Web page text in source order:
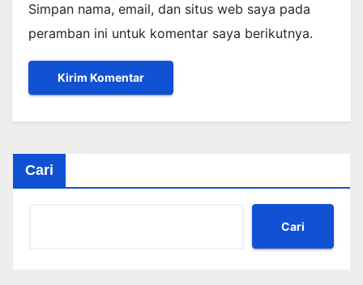
Simpan nama, email, dan situs web saya pada
peramban ini untuk komentar saya berikutnya.
Cari
Cari